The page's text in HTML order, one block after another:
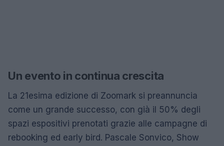
Un evento in continua crescita
La 21esima edizione di Zoomark si preannuncia
come un grande successo, con già il 50% degli
spazi espositivi prenotati grazie alle campagne di
rebooking ed early bird. Pascale Sonvico, Show